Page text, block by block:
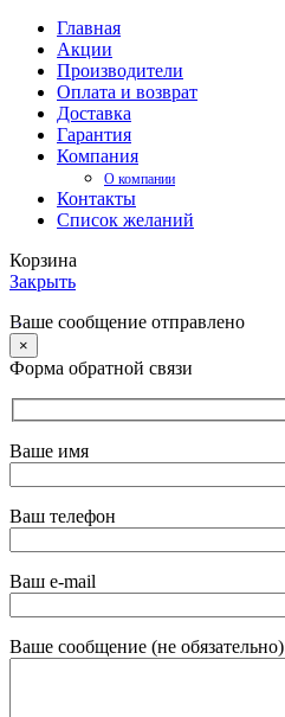
Главная
Акции
Производители
Оплата и возврат
Доставка
Гарантия
Компания
О компании
Контакты
Список желаний
Корзина
Закрыть
Ваше сообщение отправлено
×
Форма обратной связи
Ваше имя
Ваш телефон
Ваш e-mail
Ваше сообщение (не обязательно)